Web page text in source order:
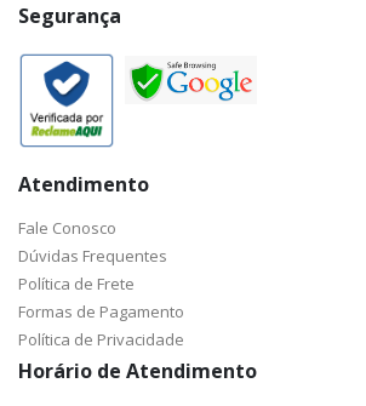
Segurança
Atendimento
Fale Conosco
Dúvidas Frequentes
Política de Frete
Formas de Pagamento
Política de Privacidade
Horário de Atendimento